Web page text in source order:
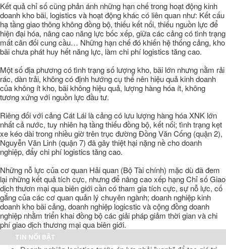
Kết quả chỉ số cũng phản ánh những hạn chế trong hoạt động kinh
doanh kho bãi, logistics và hoạt động khác có liên quan như: Kết cấu
hạ tầng giao thông không đồng bộ, thiếu kết nối, thiếu nguồn lực để
hiện đại hóa, nâng cao năng lực bốc xếp, giữa các cảng có tình trạng
mất cân đối cung cầu… Những hạn chế đó khiến hệ thống cảng, kho
bãi chưa phát huy hết năng lực, làm chi phí logistics tăng cao.
Một số địa phương có tình trạng số lượng kho, bãi lớn nhưng nằm rải
rác, dàn trải, không có định hướng cụ thể nên hiệu quả kinh doanh
của không ít kho, bãi không hiệu quả, lượng hàng hóa ít, không
tương xứng với nguồn lực đầu tư.
Riêng đối với cảng Cát Lái là cảng có lưu lượng hàng hóa XNK lớn
nhất cả nước, tuy nhiên hạ tầng thiếu đồng bộ, kết nối; tình trạng kẹt
xe kéo dài trong nhiều giờ trên trục đường Đồng Văn Cống (quận 2),
Nguyễn Văn Linh (quận 7) đã gây thiệt hại nặng nề cho doanh
nghiệp, đẩy chi phí logistics tăng cao.
Những nỗ lực của cơ quan Hải quan (Bộ Tài chính) mặc dù đã đem
lại những kết quả tích cực, nhưng để nâng cao xếp hạng Chỉ số Giao
dịch thươn mại qua biên giới cần có tham gia tích cực, sự nỗ lực, cố
gắng của các cơ quan quản lý chuyên ngành; doanh nghiệp kinh
doanh kho bãi cảng, doanh nghiệp logicstic và cộng đồng doanh
nghiệp nhằm triển khai đồng bộ các giải pháp giảm thời gian và chi
phí giao dịch thương mại qua biên giới.
TIN NỔI BẬT